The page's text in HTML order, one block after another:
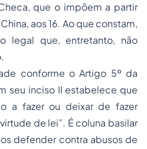
que o impõem a partir
aos 16. Ao que constam,
legal que, entretanto, não
conforme o Artigo 5º da
seu inciso II estabelece que
a fazer ou deixar de fazer
de lei”. É coluna basilar
defender contra abusos de